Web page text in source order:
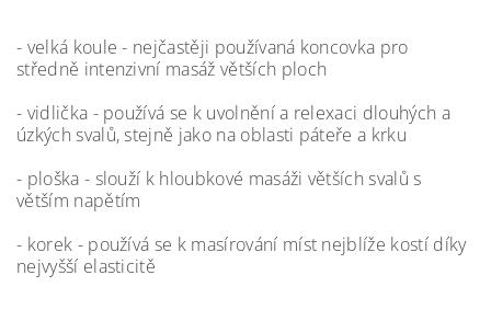
- velká koule - nejčastěji používaná koncovka pro
středně intenzivní masáž větších ploch
- vidlička - používá se k uvolnění a relexaci dlouhých a
úzkých svalů, stejně jako na oblasti páteře a krku
- ploška - slouží k hloubkové masáži větších svalů s
větším napětím
- korek - používá se k masírování míst nejblíže kostí díky
nejvyšší elasticitě